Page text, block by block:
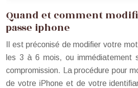
Quand et comment
passe iphone
Il est préconisé de modifier votre
les 3 à 6 mois, ou immédiatement
compromission. La procédure pour
de votre iPhone et de votre